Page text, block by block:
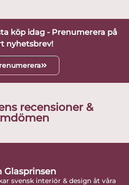
köp idag - Prenumerera på
nyhetsbrev!
recensioner &
Glasprinsen
svensk interiör & design åt våra